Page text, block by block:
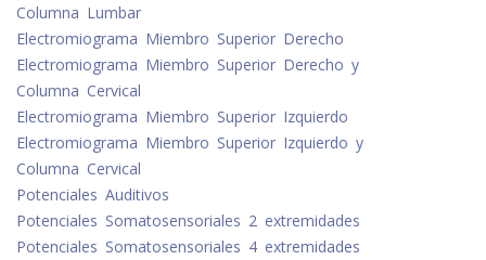
Columna Lumbar
Electromiograma Miembro Superior Derecho
Electromiograma Miembro Superior Derecho y
Columna Cervical
Electromiograma Miembro Superior Izquierdo
Electromiograma Miembro Superior Izquierdo y
Columna Cervical
Potenciales Auditivos
Potenciales Somatosensoriales 2 extremidades
Potenciales Somatosensoriales 4 extremidades